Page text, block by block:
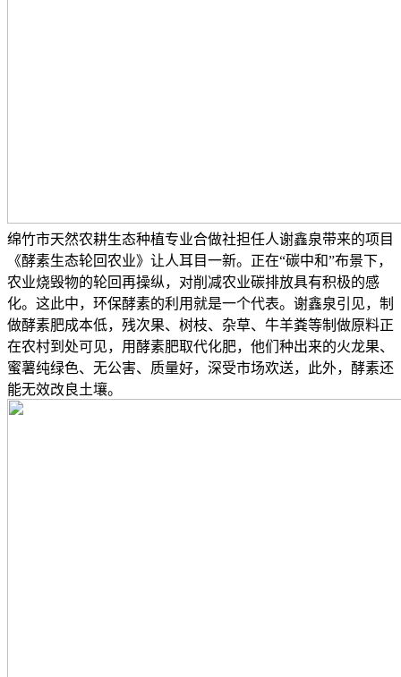
绵竹市天然农耕生态种植专业合做社担任人谢鑫泉带来的项目
《酵素生态轮回农业》让人耳目一新。正在“碳中和”布景下，
农业烧毁物的轮回再操纵，对削减农业碳排放具有积极的感
化。这此中，环保酵素的利用就是一个代表。谢鑫泉引见，制
做酵素肥成本低，残次果、树枝、杂草、牛羊粪等制做原料正
在农村到处可见，用酵素肥取代化肥，他们种出来的火龙果、
蜜薯纯绿色、无公害、质量好，深受市场欢送，此外，酵素还
能无效改良土壤。